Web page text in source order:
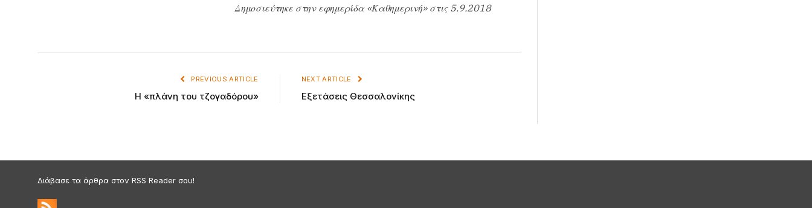
Δημοσιεύτηκε στην εφημερίδα «Καθημερινή» στις 5.9.2018
PREVIOUS ARTICLE
Η «πλάνη του τζογαδόρου»
NEXT ARTICLE
Εξετάσεις Θεσσαλονίκης
Διάβασε τα άρθρα στον RSS Reader σου!